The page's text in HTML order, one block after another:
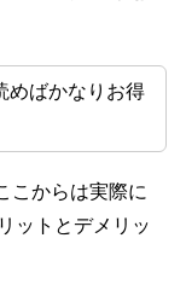
めばかなりお得
こからは実際に
ットとデメリッ